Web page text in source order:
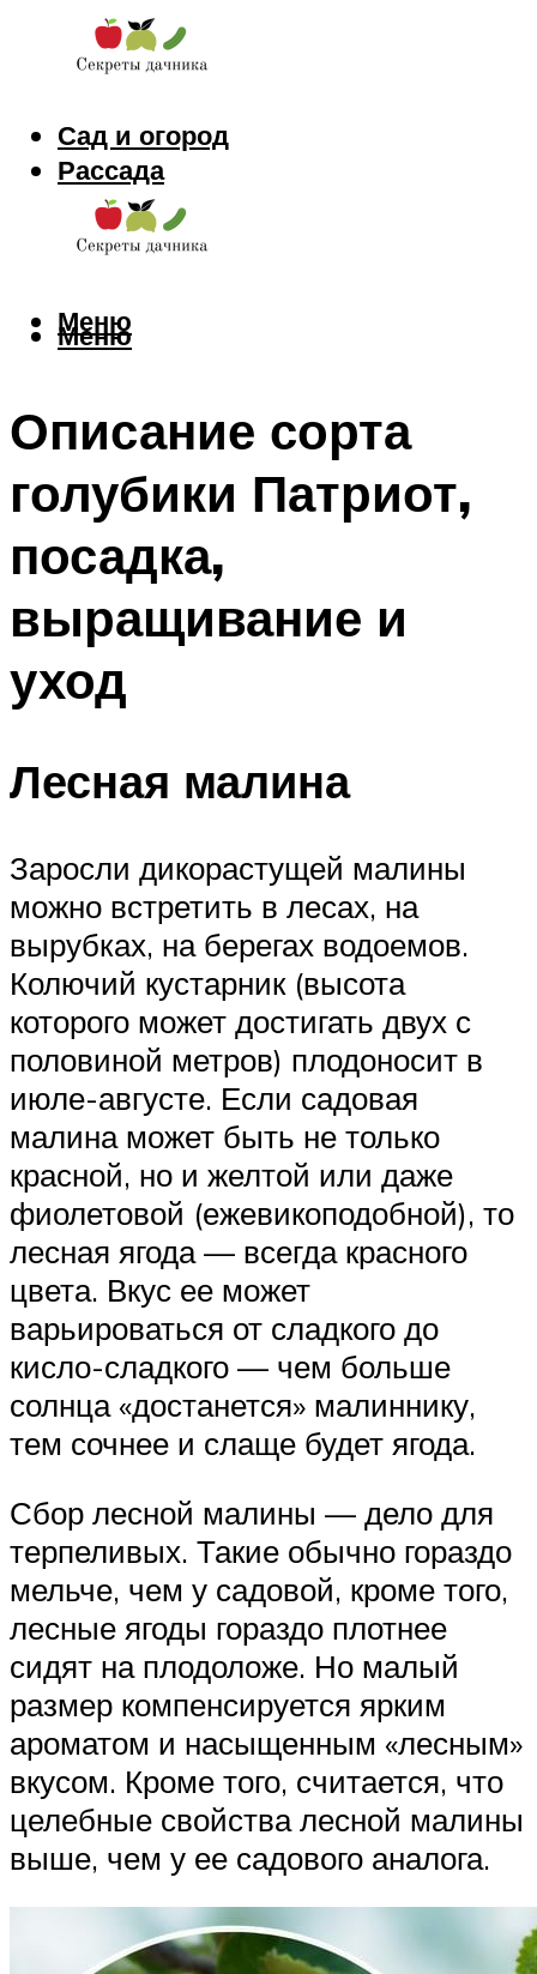
Сад и огород
Рассада
Цветы
Заготовки
Меню
Меню
Описание сорта
голубики Патриот,
посадка,
выращивание и
уход
Лесная малина
Заросли дикорастущей малины
можно встретить в лесах, на
вырубках, на берегах водоемов.
Колючий кустарник (высота
которого может достигать двух с
половиной метров) плодоносит в
июле-августе. Если садовая
малина может быть не только
красной, но и желтой или даже
фиолетовой (ежевикоподобной), то
лесная ягода — всегда красного
цвета. Вкус ее может
варьироваться от сладкого до
кисло-сладкого — чем больше
солнца «достанется» малиннику,
тем сочнее и слаще будет ягода.
Сбор лесной малины — дело для
терпеливых. Такие обычно гораздо
мельче, чем у садовой, кроме того,
лесные ягоды гораздо плотнее
сидят на плодоложе. Но малый
размер компенсируется ярким
ароматом и насыщенным «лесным»
вкусом. Кроме того, считается, что
целебные свойства лесной малины
выше, чем у ее садового аналога.